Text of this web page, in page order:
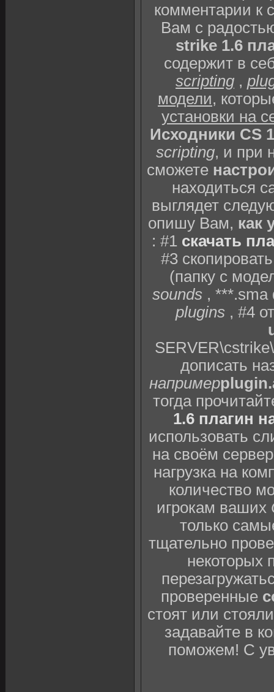
комментарии к
Вам с
strike 1.6
содержит в
scripting ,
модели,
установки на
Исходники CS
scripting, и при
сможете
находиться
выглядет
опишу Вам, как
: #1 скачать
#3
(папку с
sounds,
plugins, #4
дописать
например
тогда
1.6 плагин
использовать
на своём
нагрузка на
количество
игрокам ваших
только
тщательно
некоторых
проверенные
стоят или
задавайте в
поможем! С